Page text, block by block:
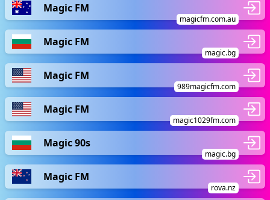
Magic FM
magicfm.com.au
Magic FM
magic.bg
Magic FM
989magicfm.com
Magic FM
magic1029fm.com
Magic 90s
magic.bg
Magic FM
rova.nz